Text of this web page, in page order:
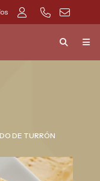
DE TURRÓN